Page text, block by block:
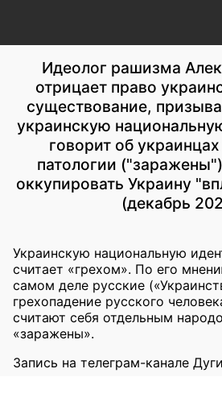
Идеолог рашизма
отрицает право
существование,
украинскую
говорит об
патологии
оккупировать Украину
(декабрь
Украинскую национальную
считает «грехом». По его
самом деле русские
грехопадение русского
считают себя отдельным
«заражены».
Запись на телеграм-канале